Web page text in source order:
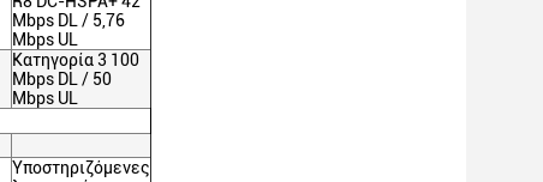
Mbps DL / 5,76
Mbps UL
Κατηγορία 3 100
Mbps DL / 50
Mbps UL
Υποστηριζόμενες